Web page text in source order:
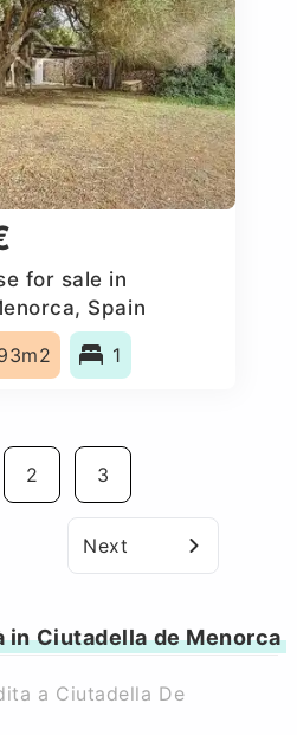
for sale in
Spain
1
2 3
Next
Ciutadella de Menorca
a Ciutadella De